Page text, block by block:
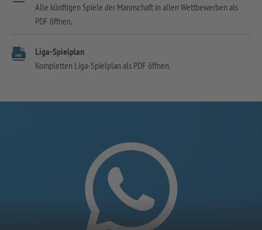
Alle künftigen Spiele der Mannschaft in allen Wettbewerben als
PDF öffnen.
Liga-Spielplan
Kompletten Liga-Spielplan als PDF öffnen.